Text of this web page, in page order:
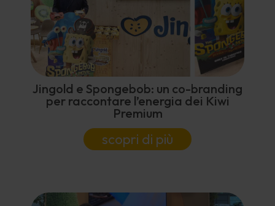
Jingold e Spongebob: un co-branding
per raccontare l’energia dei Kiwi
Premium
scopri di più